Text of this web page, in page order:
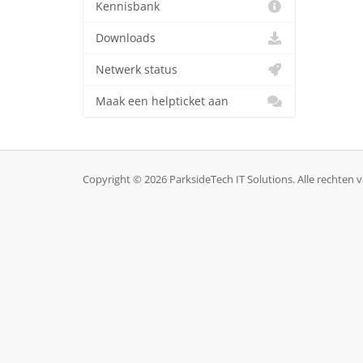
Kennisbank
Downloads
Netwerk status
Maak een helpticket aan
Copyright © 2026 ParksideTech IT Solutions. Alle rechten